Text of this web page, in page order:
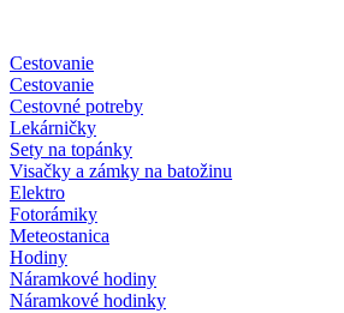
Cestovanie
Cestovanie
Cestovné potreby
Lekárničky
Sety na topánky
Visačky a zámky na batožinu
Elektro
Fotorámiky
Meteostanica
Hodiny
Náramkové hodiny
Náramkové hodinky